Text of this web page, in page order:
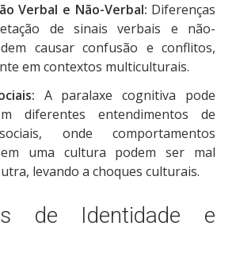
Verbal e Não-Verbal: Diferenças
de sinais verbais e não-
causar confusão e conflitos,
em contextos multiculturais.
A paralaxe cognitiva pode
diferentes entendimentos de
onde comportamentos
em uma cultura podem ser mal
levando a choques culturais.
de Identidade e